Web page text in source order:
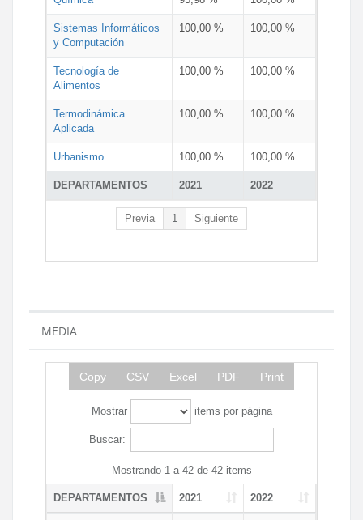
DEPARTAMENTOS 2021 2022
Sistemas Informáticos
y Computación
100,00 % 100,00 %
Tecnología de
Alimentos
100,00 % 100,00 %
Termodinámica
Aplicada
100,00 % 100,00 %
Urbanismo 100,00 % 100,00 %
Previa 1 Siguiente
MEDIA
Copy CSV Excel PDF Print
Mostrar items por página
Buscar:
Mostrando 1 a 42 de 42 items
DEPARTAMENTOS 2021 2022